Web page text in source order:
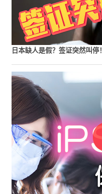
日本缺人是假？签证突然叫停！